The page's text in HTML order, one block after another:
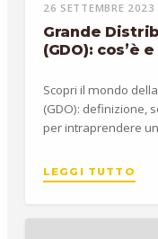
26 SETTEMBRE 2023
Grande
(GDO): cos’è
Scopri il mondo
(GDO): definizione,
per intraprendere
LEGGI TUTTO